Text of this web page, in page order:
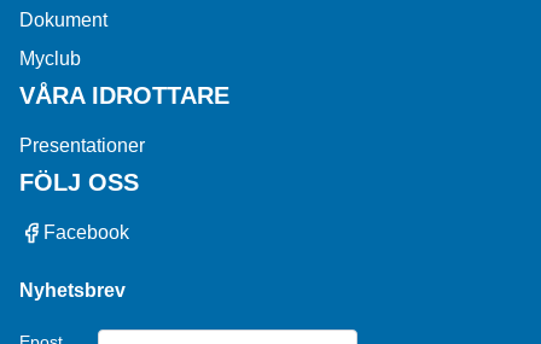
Dokument
Myclub
VÅRA IDROTTARE
Presentationer
FÖLJ OSS
Facebook
Nyhetsbrev